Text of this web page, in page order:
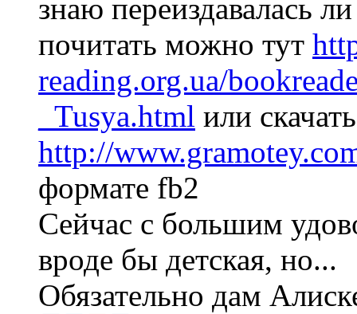
знаю переиздавалась
почитать можно тут
reading.org.ua/
_Tusya.html или
http://
формате fb2
Сейчас с большим
вроде бы детская, но...
Обязательно дам